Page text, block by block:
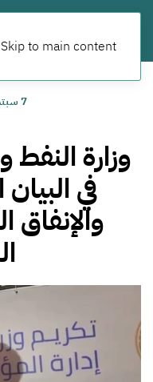
Skip to main content
7 سبتمبر, 2023
وزارة النفط
في
والإنفاق